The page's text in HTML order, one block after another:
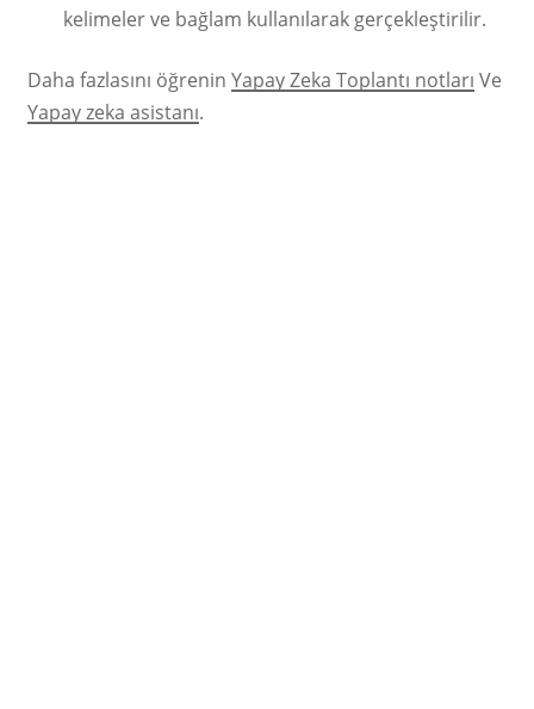
kelimeler ve bağlam kullanılarak gerçekleştirilir.
Daha fazlasını öğrenin Yapay Zeka Toplantı notları Ve
Yapay zeka asistanı.